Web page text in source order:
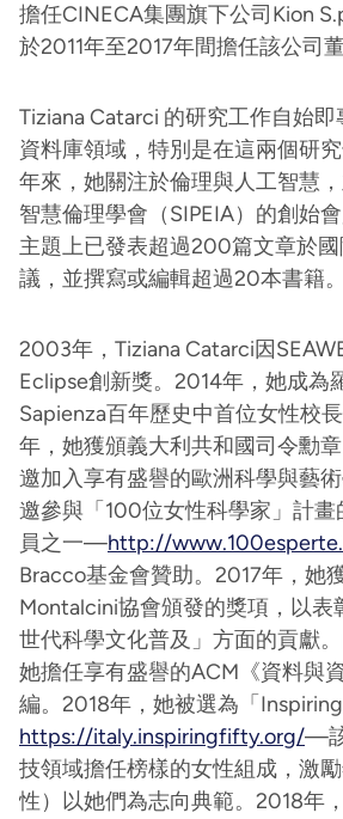
擔任CINECA集團旗下公司Kion
於2011年至2017年間擔任該公司
Tiziana Catarci 的研究工作自始
資料庫領域，特別是在這兩個研
年來，她關注於倫理與人工智慧
智慧倫理學會（SIPEIA）的創始
主題上已發表超過200篇文章於
議，並撰寫或編輯超過20本書籍。
2003年，Tiziana Catarci因
Eclipse創新獎。2014年，她成為
Sapienza百年歷史中首位女性校
年，她獲頒義大利共和國司令勳
邀加入享有盛譽的歐洲科學與藝
邀參與「100位女性科學家」計
員之一—http://
Bracco基金會贊助。2017年，她
Montalcini協會頒發的獎項，以表
世代科學文化普及」方面的貢獻。
她擔任享有盛譽的ACM《資料與
編。2018年，她被選為「
https://italy.inspiringfifty.org/—
技領域擔任榜樣的女性組成，激
性）以她們為志向典範。2018年